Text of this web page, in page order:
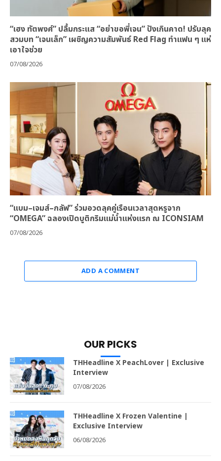
“เฮง ทัตพงศ์” ปลื้มกระแส “อย่าขอพี่เจน” ปังเกินคาด! ปรับลุค
สวมบท “เจนเล็ก” เผชิญความสัมพันธ์ Red Flag ทำแฟน ๆ แห่
เอาใจช่วย
07/08/2026
“แบม–เจมส์–กลัฟ” ร่วมอวดลุคคู่เรือนเวลาสุดหรูจาก
“OMEGA” ฉลองเปิดบูติกริมแม่น้ำแห่งแรก ณ ICONSIAM
07/08/2026
ADD A COMMENT
OUR PICKS
THHeadline X PeachLover | Exclusive
Interview
07/08/2026
THHeadline X Frozen Valentine |
Exclusive Interview
06/08/2026